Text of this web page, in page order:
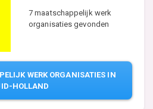
7 maatschappelijk werk
organisaties gevonden
WERK ORGANISATIES IN
HOLLAND